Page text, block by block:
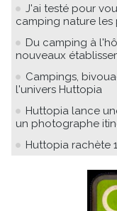
J'ai testé pour
camping nature
Du camping à
nouveaux
Campings,
l'univers Huttopia
Huttopia lance
un photographe
Huttopia rachète